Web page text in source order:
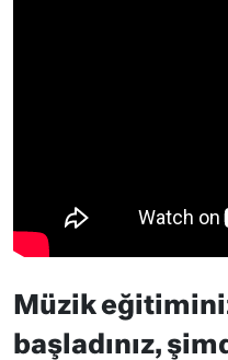
Müzik
başladınız,